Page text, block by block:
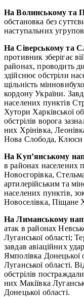
На Волинському та
обстановка без
наступальних
На Сіверському та
противник зберігає
районах, проводить
здійснює обстріли
щільність
кордону України.
населених пунктів
Хутори Харківської
обстрілів ворога
них Хрінівка,
Нова Слобода, Клюси
На Куп’янському
в районах населених
Новоєгорівка,
артилерійським та
населених пунктів,
Новоселівка, Піщане
На Лиманському
атак в районах
Луганської області;
завдав авіаційних
Ямполівка Донецької
Луганської області.
обстрілів
них Макіївка
Донецької області.